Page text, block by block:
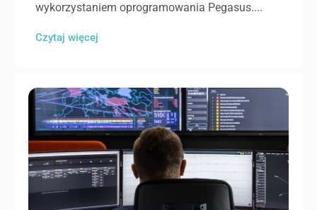
wykorzystaniem oprogramowania Pegasus....
Czytaj więcej